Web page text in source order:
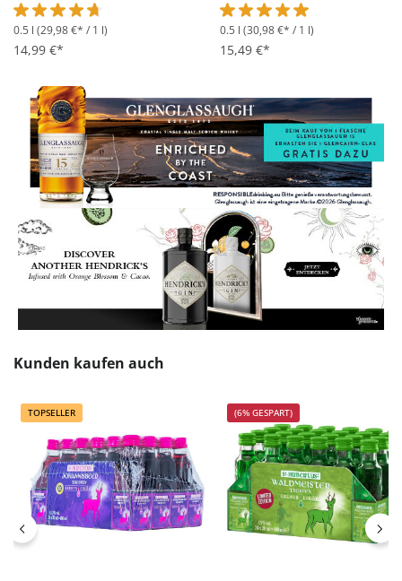
Durchschnittliche Bewertung von 4.6 von 5 Sternen
0.5 l (29,98 €* / 1 l)
14,99 €*
Durchschnittliche
0.5 l (30,98 €* / 1 l)
15,49 €*
Produktgalerie überspringen
Kunden kaufen auch
TOPSELLER (6% GESPART)